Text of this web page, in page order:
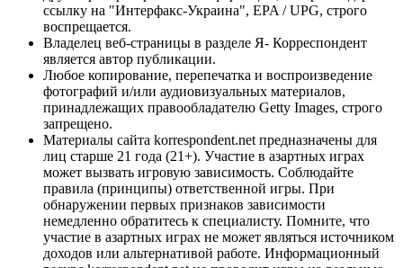
ссылку на "Интерфакс-Украина", EPA / UPG, строго
воспрещается.
Владелец веб-страницы в разделе Я- Корреспондент
является автор публикации.
Любое копирование, перепечатка и воспроизведение
фотографий и/или аудиовизуальных материалов,
принадлежащих правообладателю Getty Images, строго
запрещено.
Материалы сайта korrespondent.net предназначены для
лиц старше 21 года (21+). Участие в азартных играх
может вызвать игровую зависимость. Соблюдайте
правила (принципы) ответственной игры. При
обнаружении первых признаков зависимости
немедленно обратитесь к специалисту. Помните, что
участие в азартных играх не может являться источником
доходов или альтернативой работе. Информационный